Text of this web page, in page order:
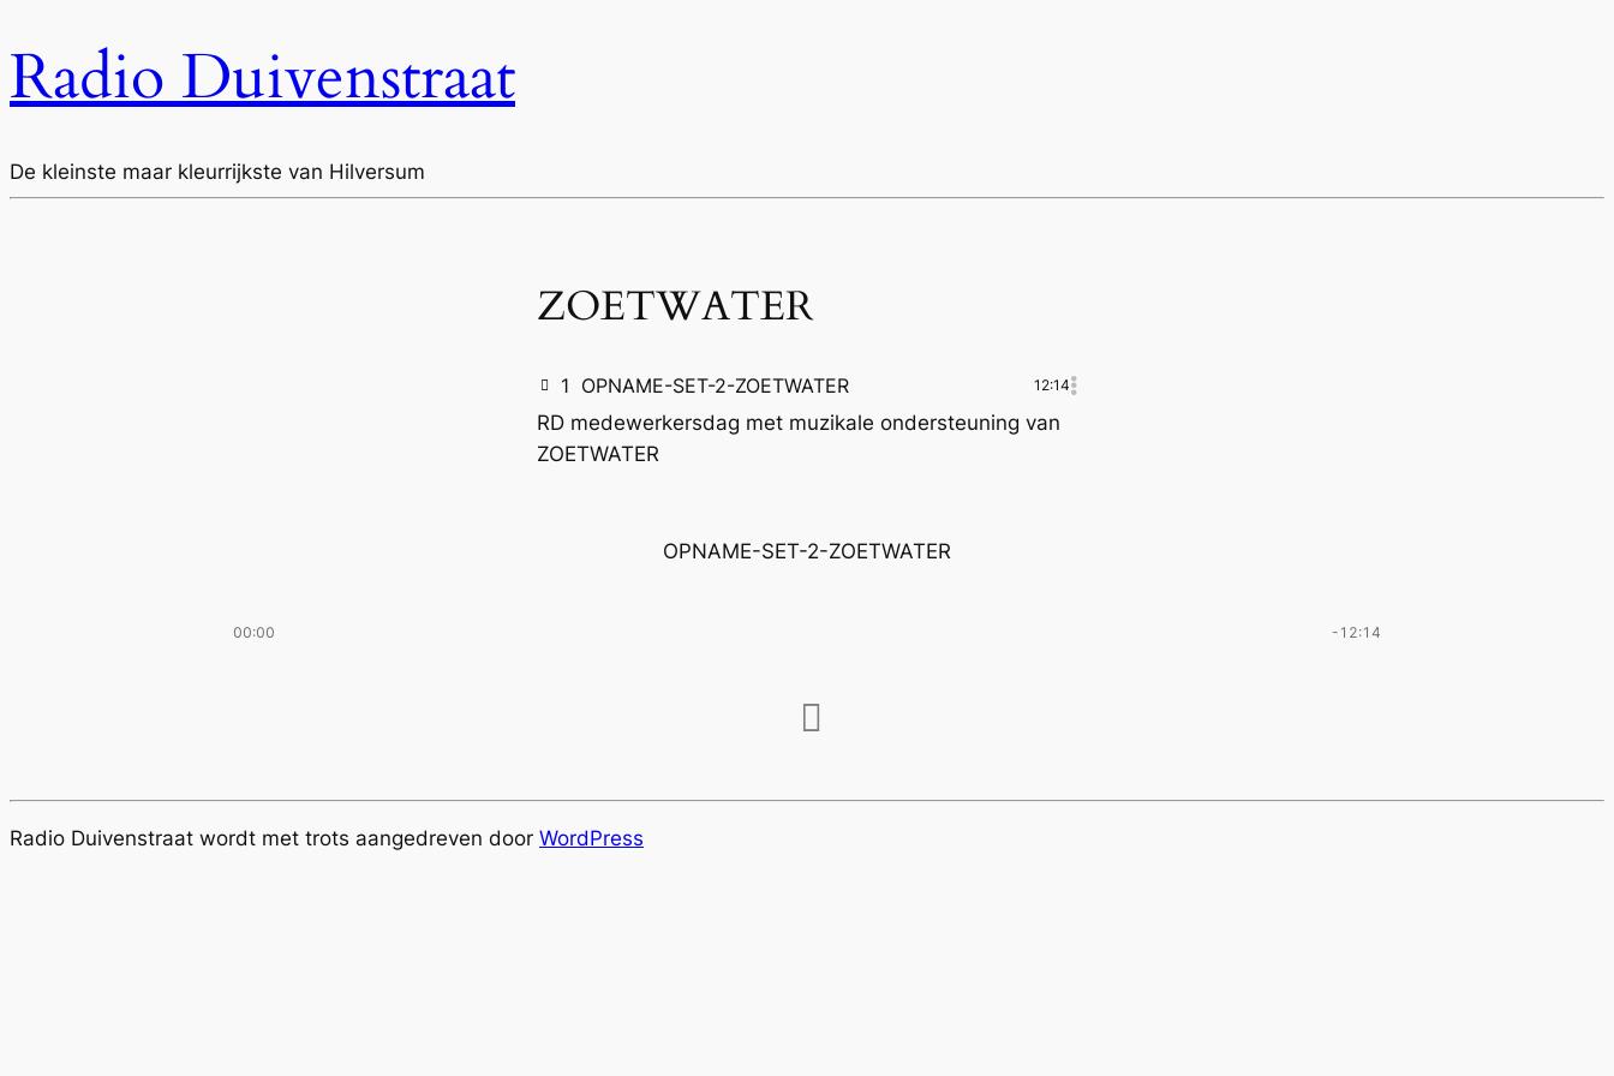
Radio Duivenstraat
De kleinste maar kleurrijkste van Hilversum
ZOETWATER
1 OPNAME-SET-2-ZOETWATER 12:14
RD medewerkersdag met muzikale ondersteuning van
ZOETWATER
OPNAME-SET-2-ZOETWATER
00:00 -12:14
Radio Duivenstraat wordt met trots aangedreven door WordPress